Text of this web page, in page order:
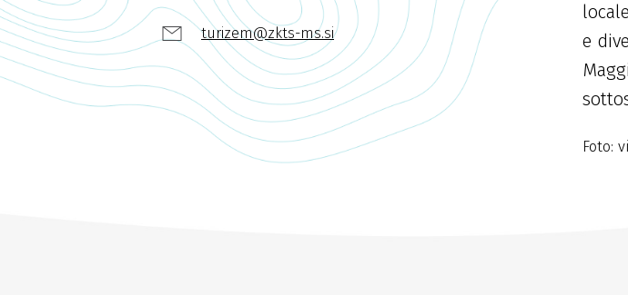
turizem@zkts-ms.si
e
Foto: